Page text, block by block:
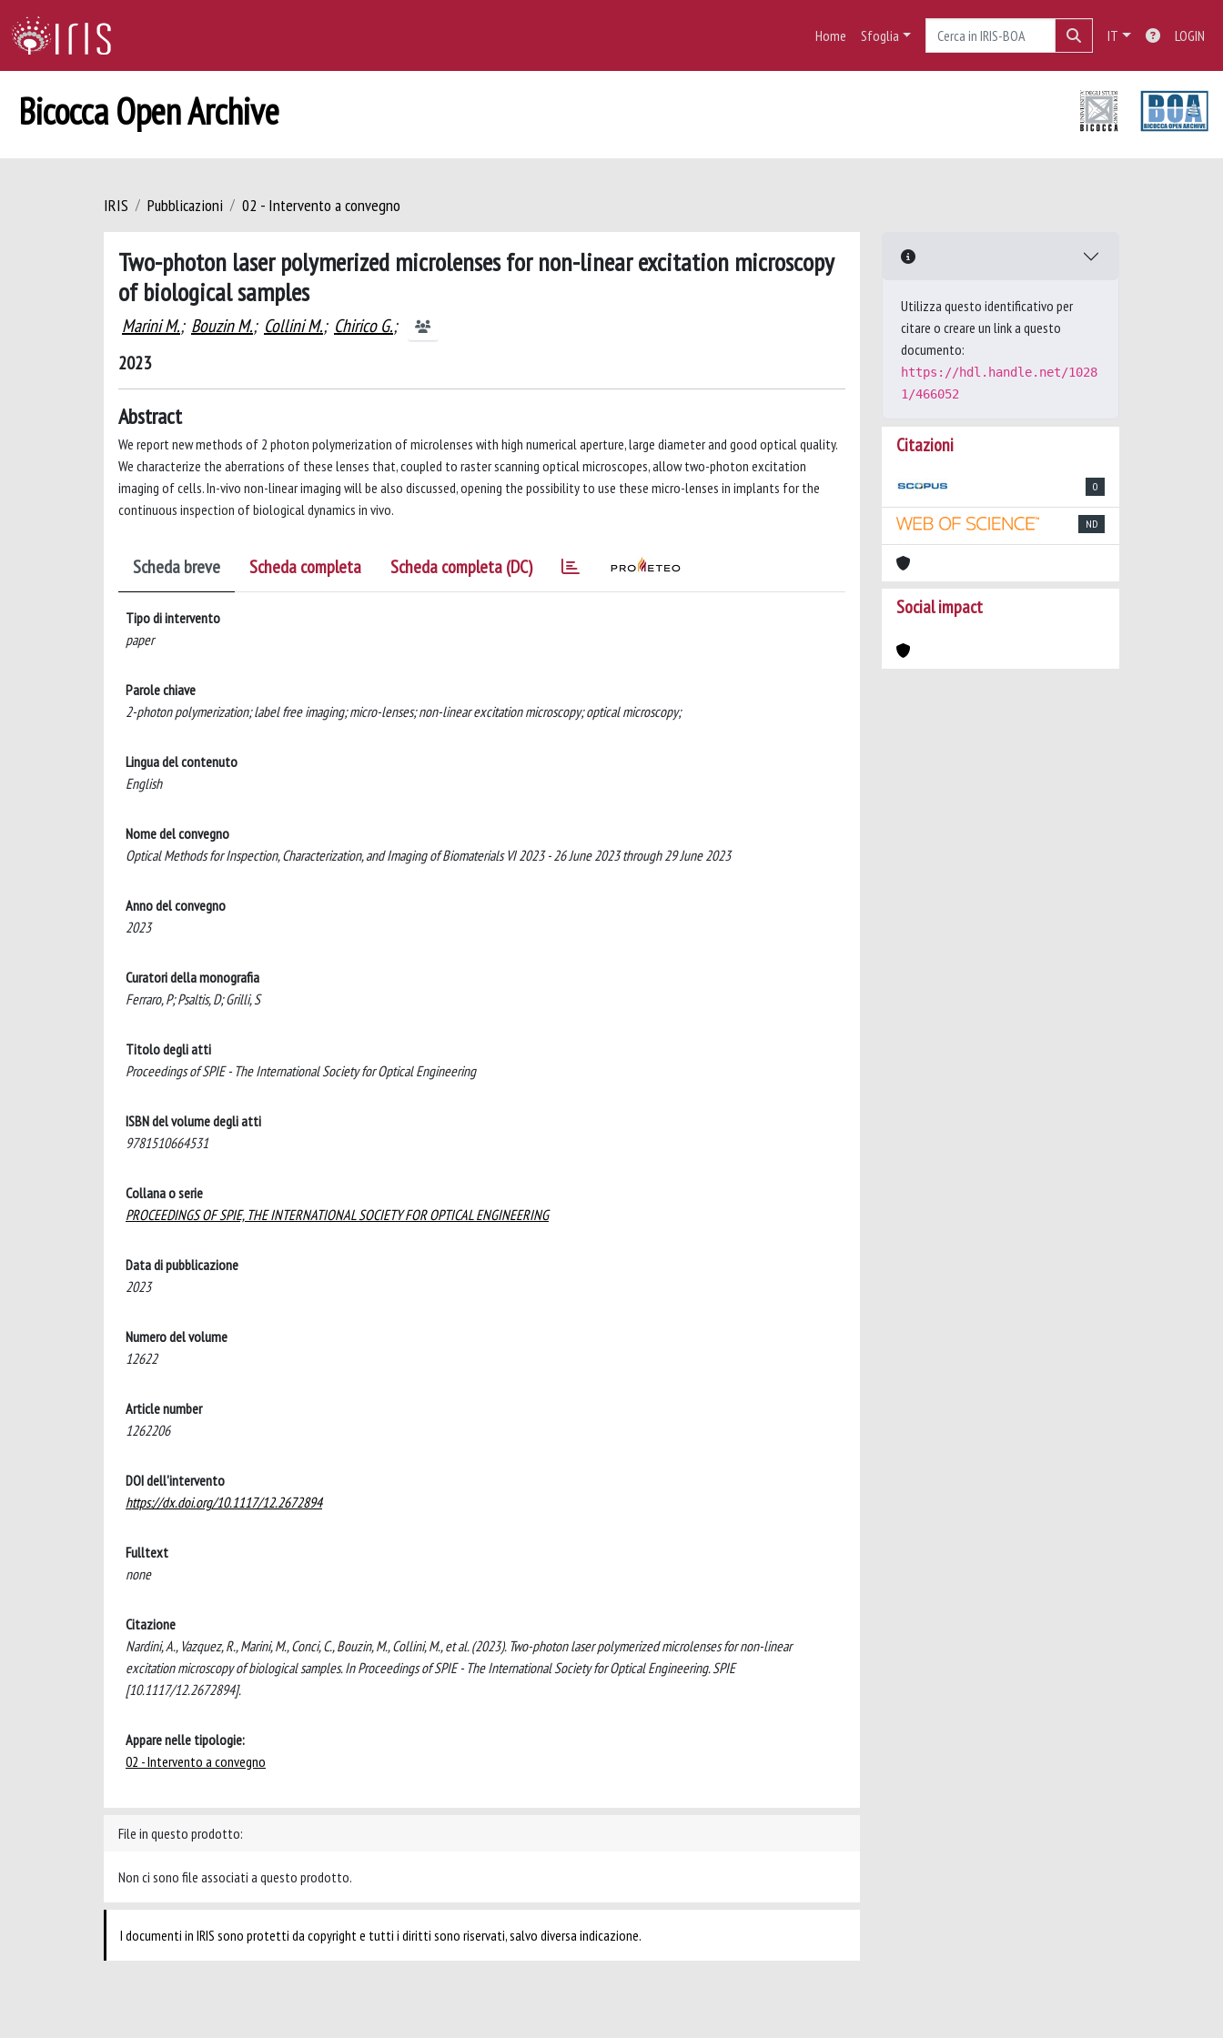
Home Sfoglia IT LOGIN
Bicocca Open Archive
IRIS Pubblicazioni 02 - Intervento a convegno
Two-photon laser polymerized microlenses for non-linear excitation microscopy
of biological samples
Marini M.; Bouzin M.; Collini M.; Chirico G.;
2023
Abstract
We report new methods of 2 photon polymerization of microlenses with high numerical aperture, large diameter and good optical quality.
We characterize the aberrations of these lenses that, coupled to raster scanning optical microscopes, allow two-photon excitation
imaging of cells. In-vivo non-linear imaging will be also discussed, opening the possibility to use these micro-lenses in implants for the
continuous inspection of biological dynamics in vivo.
Scheda breve Scheda completa Scheda completa (DC)
Tipo di intervento
paper
Parole chiave
2-photon polymerization; label free imaging; micro-lenses; non-linear excitation microscopy; optical microscopy;
Lingua del contenuto
English
Nome del convegno
Optical Methods for Inspection, Characterization, and Imaging of Biomaterials VI 2023 - 26 June 2023 through 29 June 2023
Anno del convegno
2023
Curatori della monografia
Ferraro, P; Psaltis, D; Grilli, S
Titolo degli atti
Proceedings of SPIE - The International Society for Optical Engineering
ISBN del volume degli atti
9781510664531
Collana o serie
PROCEEDINGS OF SPIE, THE INTERNATIONAL SOCIETY FOR OPTICAL ENGINEERING
Data di pubblicazione
2023
Numero del volume
12622
Article number
1262206
DOI dell'intervento
https://dx.doi.org/10.1117/12.2672894
Fulltext
none
Citazione
Nardini, A., Vazquez, R., Marini, M., Conci, C., Bouzin, M., Collini, M., et al. (2023). Two-photon laser polymerized microlenses for non-linear
excitation microscopy of biological samples. In Proceedings of SPIE - The International Society for Optical Engineering. SPIE
[10.1117/12.2672894].
Appare nelle tipologie:
02 - Intervento a convegno
File in questo prodotto:
Non ci sono file associati a questo prodotto.
I documenti in IRIS sono protetti da copyright e tutti i diritti sono riservati, salvo diversa indicazione.
Utilizza questo identificativo per
citare o creare un link a questo
documento:
https://hdl.handle.net/1028
1/466052
Citazioni
0
ND
Social impact